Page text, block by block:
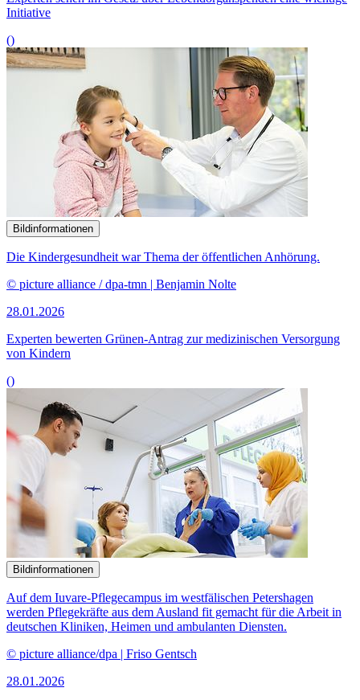
Initiative
()
Bildinformationen
Die Kindergesundheit war Thema der öffentlichen Anhörung.
© picture alliance / dpa-tmn | Benjamin Nolte
28.01.2026
Experten bewerten Grünen-Antrag zur medizinischen Versorgung
von Kindern
()
Bildinformationen
Auf dem Iuvare-Pflegecampus im westfälischen Petershagen
werden Pflegekräfte aus dem Ausland fit gemacht für die Arbeit in
deutschen Kliniken, Heimen und ambulanten Diensten.
© picture alliance/dpa | Friso Gentsch
28.01.2026